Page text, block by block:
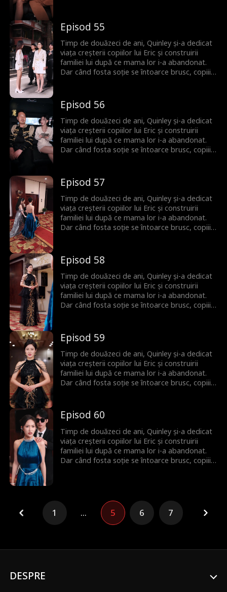
decide să plece și să înceapă de la zero. Abia
atunci familia își dă seama că ea era cea care îi
ținea cu adevărat uniți.
Episod 55
Timp de douăzeci de ani, Quinley și-a dedicat
viața creșterii copiilor lui Eric și construirii
familiei lui după ce mama lor i-a abandonat.
Dar când fosta soție se întoarce brusc, copiii îi
decide să plece și să înceapă de la zero. Abia
atunci familia își dă seama că ea era cea care îi
ținea cu adevărat uniți.
Episod 56
Timp de douăzeci de ani, Quinley și-a dedicat
viața creșterii copiilor lui Eric și construirii
familiei lui după ce mama lor i-a abandonat.
Dar când fosta soție se întoarce brusc, copiii îi
decide să plece și să înceapă de la zero. Abia
atunci familia își dă seama că ea era cea care îi
ținea cu adevărat uniți.
Episod 57
Timp de douăzeci de ani, Quinley și-a dedicat
viața creșterii copiilor lui Eric și construirii
familiei lui după ce mama lor i-a abandonat.
Dar când fosta soție se întoarce brusc, copiii îi
decide să plece și să înceapă de la zero. Abia
atunci familia își dă seama că ea era cea care îi
ținea cu adevărat uniți.
Episod 58
Timp de douăzeci de ani, Quinley și-a dedicat
viața creșterii copiilor lui Eric și construirii
familiei lui după ce mama lor i-a abandonat.
Dar când fosta soție se întoarce brusc, copiii îi
decide să plece și să înceapă de la zero. Abia
atunci familia își dă seama că ea era cea care îi
ținea cu adevărat uniți.
Episod 59
Timp de douăzeci de ani, Quinley și-a dedicat
viața creșterii copiilor lui Eric și construirii
familiei lui după ce mama lor i-a abandonat.
Dar când fosta soție se întoarce brusc, copiii îi
decide să plece și să înceapă de la zero. Abia
atunci familia își dă seama că ea era cea care îi
ținea cu adevărat uniți.
Episod 60
Timp de douăzeci de ani, Quinley și-a dedicat
viața creșterii copiilor lui Eric și construirii
familiei lui după ce mama lor i-a abandonat.
Dar când fosta soție se întoarce brusc, copiii îi
atunci familia își dă seama că ea era cea care îi
ținea cu adevărat uniți.
1 ... 5 6 7
DESPRE